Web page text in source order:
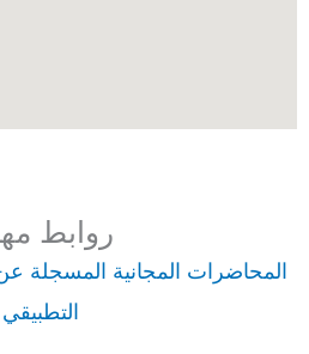
روابط
المحاضرات المجانية المسجلة
التطبيقي